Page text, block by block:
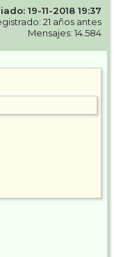
19-11-2018 19:37
21 años antes
Mensajes: 14.584